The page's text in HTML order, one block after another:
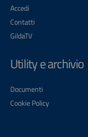
Accedi
Contatti
GildaTV
Utility e archivio
Documenti
Cookie Policy